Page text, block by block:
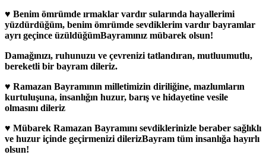
♥ Benim ömrümde ırmaklar vardır sularında hayallerimi
yüzdürdüğüm, benim ömrümde sevdiklerim vardır bayramlar
ayrı geçince üzüldüğümBayramınız mübarek olsun!
Damağınızı, ruhunuzu ve çevrenizi tatlandıran, mutluumutlu,
bereketli bir bayram dileriz.
♥ Ramazan Bayramının milletimizin diriliğine, mazlumların
kurtuluşuna, insanlığın huzur, barış ve hidayetine vesile
olmasını dileriz
♥ Mübarek Ramazan Bayramını sevdiklerinizle beraber sağlıklı
ve huzur içinde geçirmenizi dilerizBayram tüm insanlığa hayırlı
olsun!